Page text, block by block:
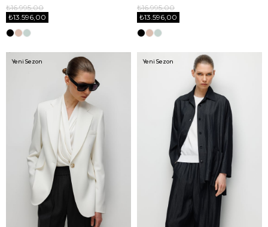
₺13.596,00
₺16.995,00
₺13.596,00
₺16.995,00
Yeni Sezon Yeni Sezon